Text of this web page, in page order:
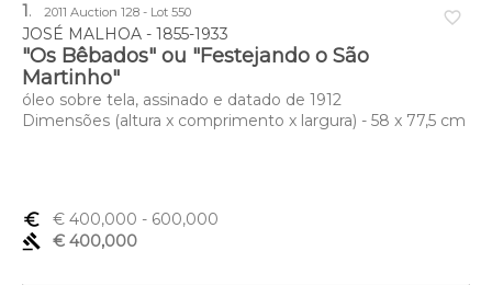
favorite_border
1. 2011 Auction 128 - Lot 550
JOSÉ MALHOA - 1855-1933
"Os Bêbados" ou "Festejando o São
Martinho"
óleo sobre tela, assinado e datado de 1912
Dimensões (altura x comprimento x largura) - 58 x 77,5 cm
euro_symbol € 400,000 - 600,000
gavel
€ 400,000